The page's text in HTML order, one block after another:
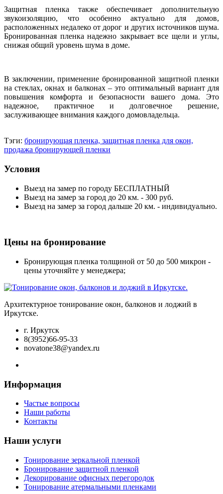
Защитная пленка также обеспечивает дополнительную
звукоизоляцию, что особенно актуально для домов,
расположенных недалеко от дорог и других источников шума.
Бронированная пленка надежно закрывает все щели и углы,
снижая общий уровень шума в доме.
В заключении, применение бронированной защитной пленки
на стеклах, окнах и балконах – это оптимальный вариант для
повышения комфорта и безопасности вашего дома. Это
надежное, практичное и долговечное решение,
заслуживающее внимания каждого домовладельца.
Тэги: бронирующая пленка, защитная пленка для окон,
продажа бронирующей пленки
Условия
Выезд на замер по городу БЕСПЛАТНЫЙ
Выезд на замер за город до 20 км. - 300 руб.
Выезд на замер за город дальше 20 км. - индивидуально.
Цены на бронирование
Бронирующая пленка толщиной от 50 до 500 микрон -
цены уточняйте у менеджера;
Архитектурное тонирование окон, балконов и лоджий в
Иркутске.
г. Иркутск
8(3952)66-95-33
novatone38@yandex.ru
Информация
Частые вопросы
Наши работы
Контакты
Наши услуги
Тонирование зеркальной пленкой
Бронирование защитной пленкой
Декорирование офисных перегородок
Тонирование атермальными пленками